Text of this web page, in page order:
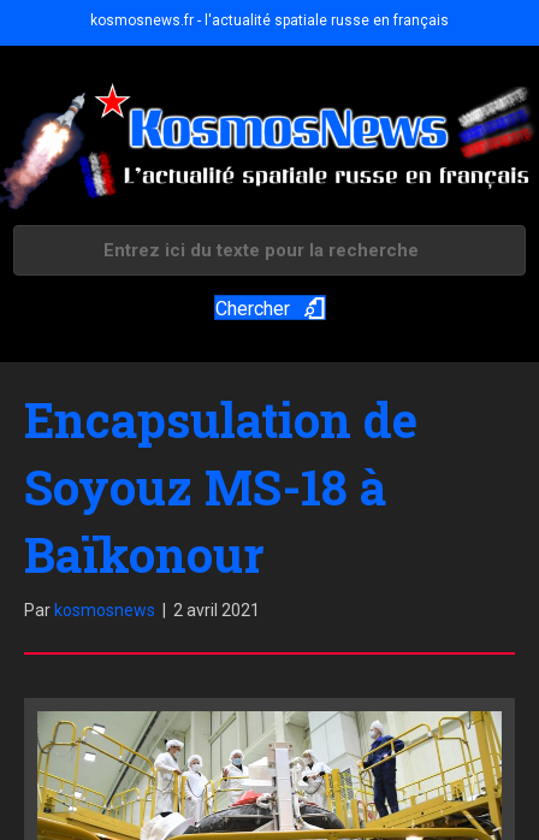
kosmosnews.fr - l'actualité spatiale russe en français
Chercher
Encapsulation de
Soyouz MS-18 à
Baïkonour
Par kosmosnews 2 avril 2021